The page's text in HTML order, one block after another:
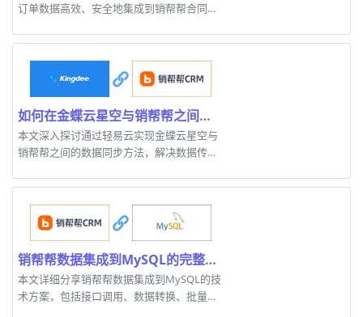
订单数据高效、安全地集成到销帮帮合同接
如何在金蝶云星空与销帮帮之间实现高效数据同步
本文深入探讨通过轻易云实现金蝶云星空与
销帮帮之间的数据同步方法，解决数据传输
销帮帮数据集成到MySQL的完整技术方案分享
本文详细分享销帮帮数据集成到MySQL的技
术方案，包括接口调用、数据转换、批量处